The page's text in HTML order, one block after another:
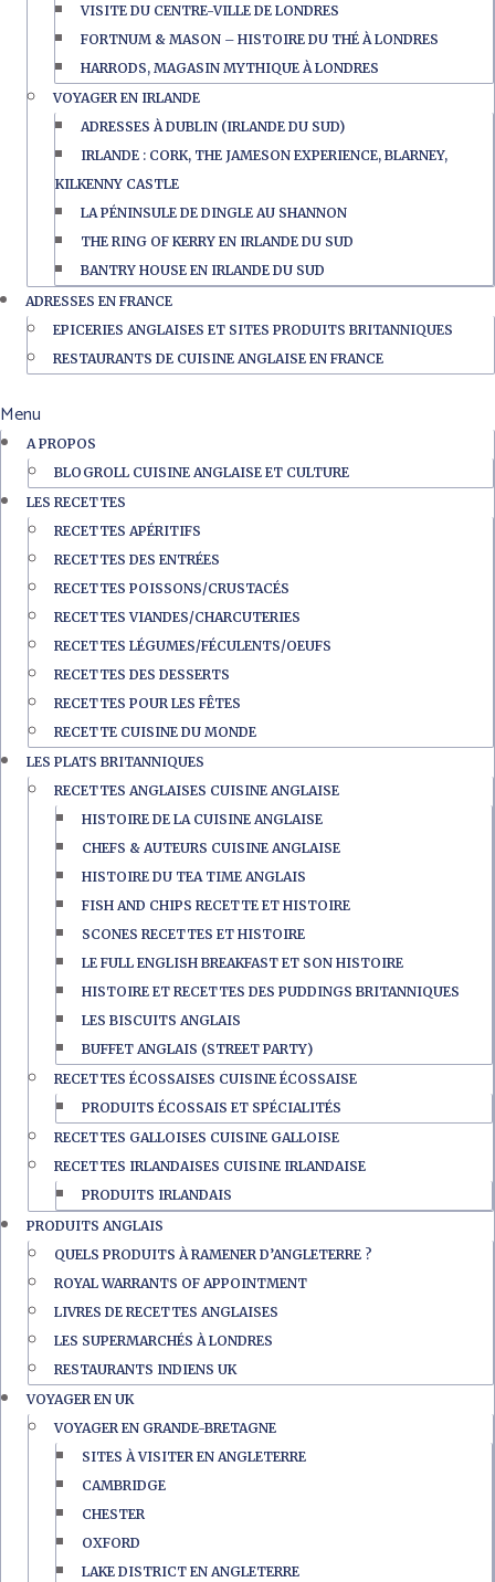
VISITE DU CENTRE-VILLE DE LONDRES
FORTNUM & MASON – HISTOIRE DU THÉ À LONDRES
HARRODS, MAGASIN MYTHIQUE À LONDRES
VOYAGER EN IRLANDE
ADRESSES À DUBLIN (IRLANDE DU SUD)
IRLANDE : CORK, THE JAMESON EXPERIENCE, BLARNEY,
KILKENNY CASTLE
LA PÉNINSULE DE DINGLE AU SHANNON
THE RING OF KERRY EN IRLANDE DU SUD
BANTRY HOUSE EN IRLANDE DU SUD
ADRESSES EN FRANCE
EPICERIES ANGLAISES ET SITES PRODUITS BRITANNIQUES
RESTAURANTS DE CUISINE ANGLAISE EN FRANCE
Menu
A PROPOS
BLOGROLL CUISINE ANGLAISE ET CULTURE
LES RECETTES
RECETTES APÉRITIFS
RECETTES DES ENTRÉES
RECETTES POISSONS/CRUSTACÉS
RECETTES VIANDES/CHARCUTERIES
RECETTES LÉGUMES/FÉCULENTS/OEUFS
RECETTES DES DESSERTS
RECETTES POUR LES FÊTES
RECETTE CUISINE DU MONDE
LES PLATS BRITANNIQUES
RECETTES ANGLAISES CUISINE ANGLAISE
HISTOIRE DE LA CUISINE ANGLAISE
CHEFS & AUTEURS CUISINE ANGLAISE
HISTOIRE DU TEA TIME ANGLAIS
FISH AND CHIPS RECETTE ET HISTOIRE
SCONES RECETTES ET HISTOIRE
LE FULL ENGLISH BREAKFAST ET SON HISTOIRE
HISTOIRE ET RECETTES DES PUDDINGS BRITANNIQUES
LES BISCUITS ANGLAIS
BUFFET ANGLAIS (STREET PARTY)
RECETTES ÉCOSSAISES CUISINE ÉCOSSAISE
PRODUITS ÉCOSSAIS ET SPÉCIALITÉS
RECETTES GALLOISES CUISINE GALLOISE
RECETTES IRLANDAISES CUISINE IRLANDAISE
PRODUITS IRLANDAIS
PRODUITS ANGLAIS
QUELS PRODUITS À RAMENER D’ANGLETERRE ?
ROYAL WARRANTS OF APPOINTMENT
LIVRES DE RECETTES ANGLAISES
LES SUPERMARCHÉS À LONDRES
RESTAURANTS INDIENS UK
VOYAGER EN UK
VOYAGER EN GRANDE-BRETAGNE
SITES À VISITER EN ANGLETERRE
CAMBRIDGE
CHESTER
OXFORD
LAKE DISTRICT EN ANGLETERRE